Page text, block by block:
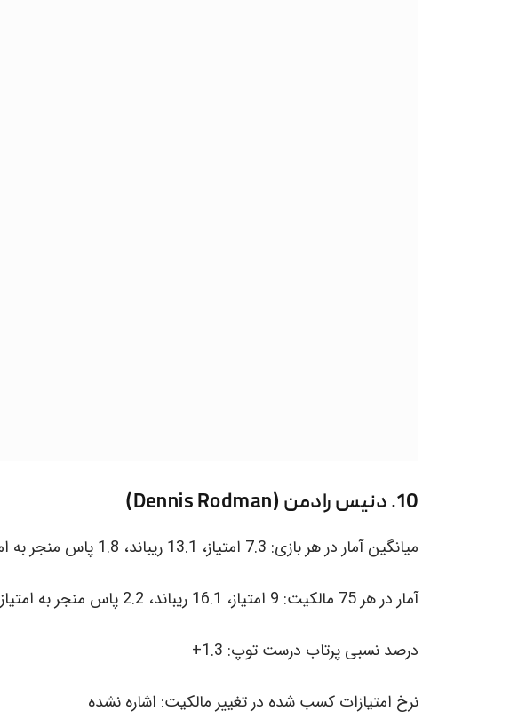
10. دنیس رادمن (Dennis Rodman)
میانگین آمار در هر بازی: 7.3 امتیاز، 13.1 ریباند، 1.8 پاس منجر به امتیار، 0.7 توپ ربایی، 0.6 سد.
آمار در هر 75 مالکیت: 9 امتیاز، 16.1 ریباند، 2.2 پاس منجر به امتیاز، 0.8 توپ ربایی، 0.7 سد.
درصد نسبی پرتاب درست توپ: 1.3+
نرخ امتیازات کسب شده در تغییر مالکیت: اشاره نشده